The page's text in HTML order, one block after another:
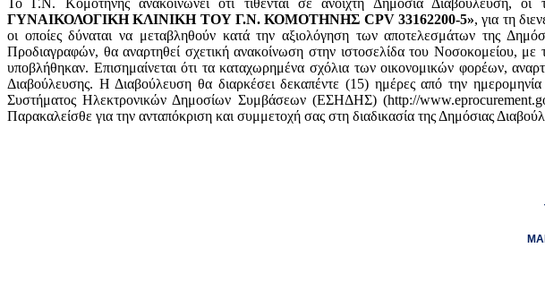
ΓΥΝΑΙΚΟΛΟΓΙΚΗ ΚΛΙΝΙΚΗ ΤΟΥ Γ.Ν. ΚΟΜΟΤΗΝΗΣ CPV 33162200-5», για τη
οι οποίες δύναται να μεταβληθούν κατά την αξιολόγηση των αποτελεσμάτων της
Προδιαγραφών, θα αναρτηθεί σχετική ανακοίνωση στην ιστοσελίδα του Νοσοκομείου, με
υποβλήθηκαν. Επισημαίνεται ότι τα καταχωρημένα σχόλια των οικονομικών φορέων,
Διαβούλευσης. Η Διαβούλευση θα διαρκέσει δεκαπέντε (15) ημέρες από την
Συστήματος Ηλεκτρονικών Δημοσίων Συμβάσεων (ΕΣΗΔΗΣ) (http://
Παρακαλείσθε για την ανταπόκριση και συμμετοχή σας στη διαδικασία της Δημόσιας